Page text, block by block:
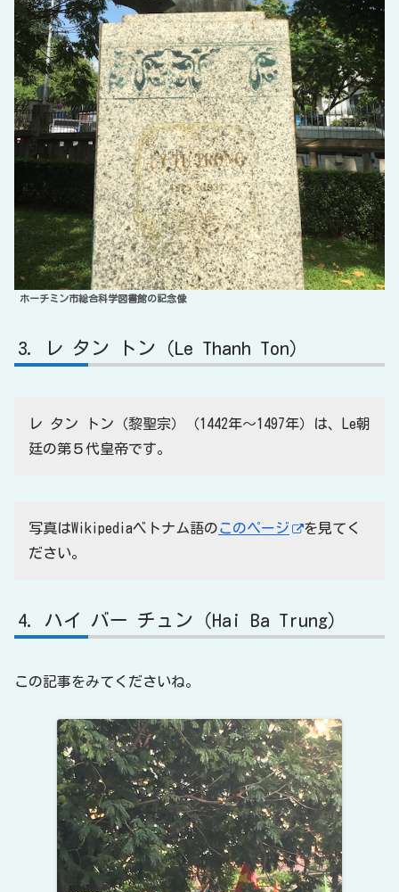
ホーチミン市総合科学図書館の記念像
レ タン トン（Le Thanh Ton）
レ タン トン（黎聖宗）（1442年〜1497年）は、Le朝
廷の第５代皇帝です。
写真はWikipediaベトナム語のこのページ
を見てく
ださい。
ハイ バー チュン（Hai Ba Trung）
この記事をみてくださいね。